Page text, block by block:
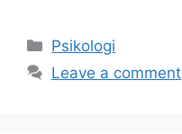
Categories
Psikologi
Leave a comment